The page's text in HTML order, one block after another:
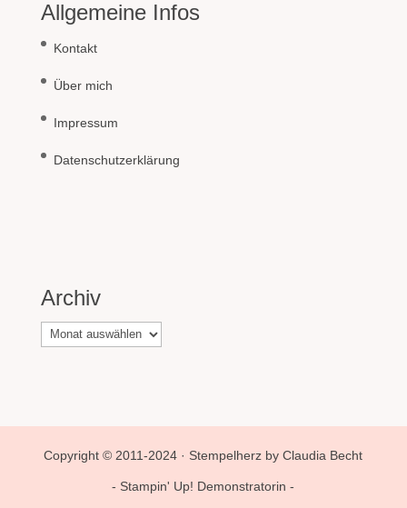
Allgemeine Infos
Kontakt
Über mich
Impressum
Datenschutzerklärung
Archiv
Archiv
Copyright © 2011-2024 · Stempelherz by Claudia Becht
- Stampin' Up! Demonstratorin -